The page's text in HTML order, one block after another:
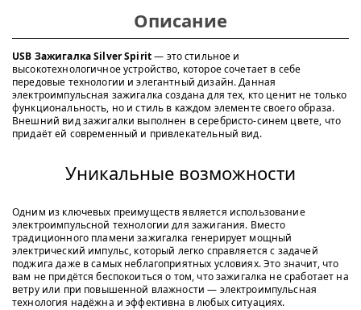
Описание
USB Зажигалка Silver Spirit— это стильное и
высокотехнологичное устройство, которое сочетает в себе
передовые технологии и элегантный дизайн. Данная
электроимпульсная зажигалка создана для тех, кто ценит не только
функциональность, но и стиль в каждом элементе своего образа.
Внешний вид зажигалки выполнен в серебристо-синем цвете, что
придаёт ей современный и привлекательный вид.
Уникальные возможности
Одним из ключевых преимуществ является использование
электроимпульсной технологии для зажигания. Вместо
традиционного пламени зажигалка генерирует мощный
электрический импульс, который легко справляется с задачей
поджига даже в самых неблагоприятных условиях. Это значит, что
вам не придётся беспокоиться о том, что зажигалка не сработает на
ветру или при повышенной влажности — электроимпульсная
технология надёжна и эффективна в любых ситуациях.